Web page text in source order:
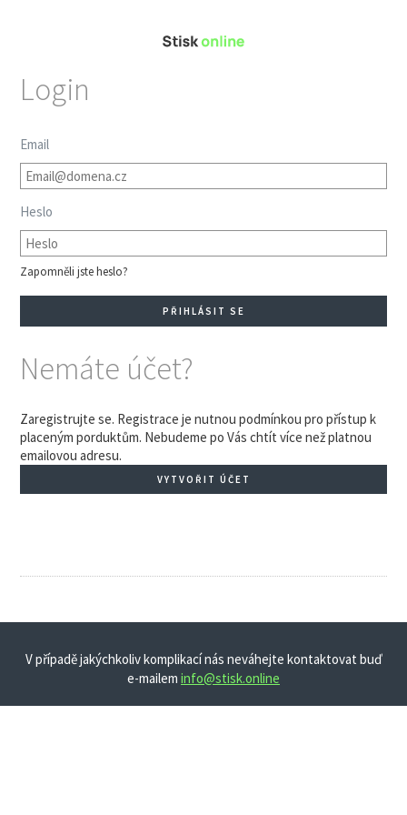
Login
Email
Heslo
Zapomněli jste heslo?
Nemáte účet?
Zaregistrujte se. Registrace je nutnou podmínkou pro přístup k
placeným porduktům. Nebudeme po Vás chtít více než platnou
emailovou adresu.
VYTVOŘIT ÚČET
V případě jakýchkoliv komplikací nás neváhejte kontaktovat buď
e-mailem info@stisk.online